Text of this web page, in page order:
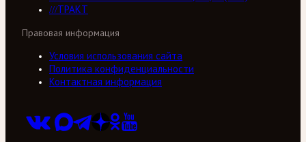
///ТРАКТ
Правовая информация
Условия использования сайта
Политика конфиденциальности
Контактная информация